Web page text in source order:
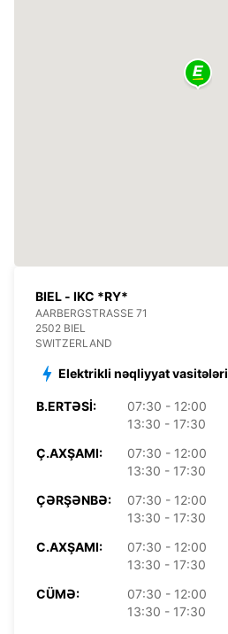
BIEL - IKC *RY*
AARBERGSTRASSE 71
2502 BIEL
SWITZERLAND
Elektrikli nəqliyyat vasitələri
B.ERTƏSI:
07:30 - 12:00
13:30 - 17:30
Ç.AXŞAMI:
07:30 - 12:00
13:30 - 17:30
ÇƏRŞƏNBƏ:
07:30 - 12:00
13:30 - 17:30
C.AXŞAMI:
07:30 - 12:00
13:30 - 17:30
CÜMƏ:
07:30 - 12:00
13:30 - 17:30